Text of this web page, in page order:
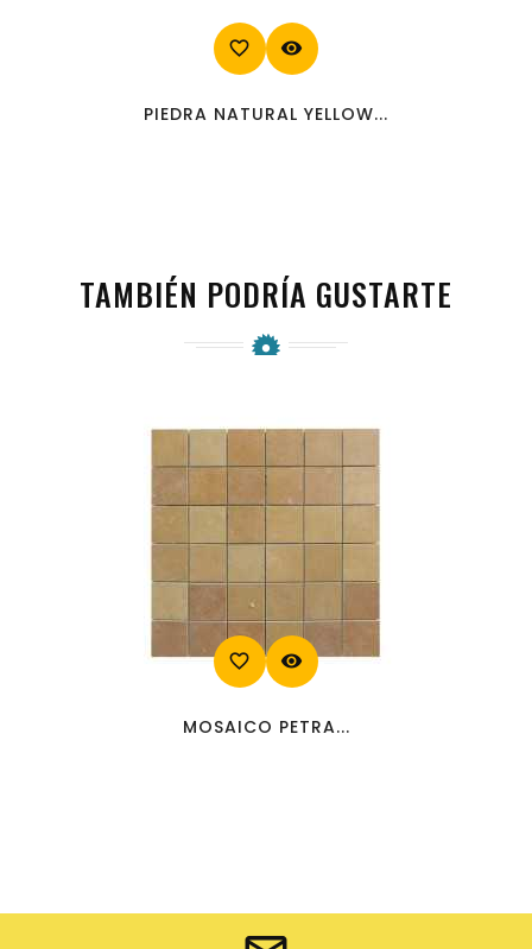
favorite_border visibility
PIEDRA NATURAL YELLOW...
TAMBIÉN PODRÍA GUSTARTE
favorite_border visibility
MOSAICO PETRA...